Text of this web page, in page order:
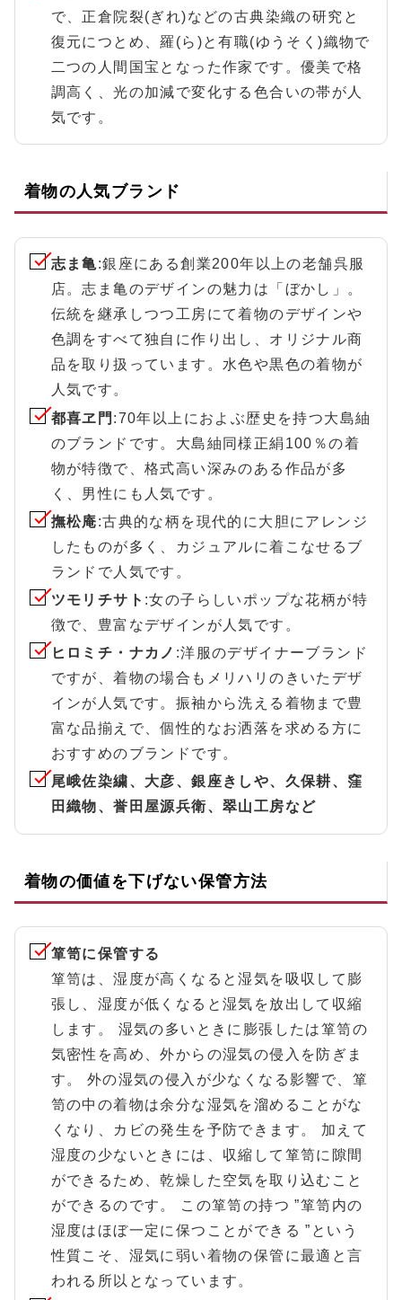
で、正倉院裂(ぎれ)などの古典染織の研究と
復元につとめ、羅(ら)と有職(ゆうそく)織物で
二つの人間国宝となった作家です。優美で格
調高く、光の加減で変化する色合いの帯が人
気です。
着物の人気ブランド
志ま亀:銀座にある創業200年以上の老舗呉服
店。志ま亀のデザインの魅力は「ぼかし」。
伝統を継承しつつ工房にて着物のデザインや
色調をすべて独自に作り出し、オリジナル商
品を取り扱っています。水色や黒色の着物が
人気です。
都喜ヱ門 :70年以上におよぶ歴史を持つ大島紬
のブランドです。大島紬同様正絹100％の着
物が特徴で、格式高い深みのある作品が多
く、男性にも人気です。
撫松庵:古典的な柄を現代的に大胆にアレンジ
したものが多く、カジュアルに着こなせるブ
ランドで人気です。
ツモリチサト :女の子らしいポップな花柄が特
徴で、豊富なデザインが人気です。
ヒロミチ・ナカノ :洋服のデザイナーブランド
ですが、着物の場合もメリハリのきいたデザ
インが人気です。振袖から洗える着物まで豊
富な品揃えで、個性的なお洒落を求める方に
おすすめのブランドです。
尾峨佐染繍、大彦、銀座きしや、久保耕、窪
田織物、誉田屋源兵衛、翠山工房など
着物の価値を下げない保管方法
箪笥に保管する
箪笥は、湿度が高くなると湿気を吸収して膨
張し、湿度が低くなると湿気を放出して収縮
します。 湿気の多いときに膨張したは箪笥の
気密性を高め、外からの湿気の侵入を防ぎま
す。 外の湿気の侵入が少なくなる影響で、箪
笥の中の着物は余分な湿気を溜めることがな
くなり、カビの発生を予防できます。 加えて
湿度の少ないときには、収縮して箪笥に隙間
ができるため、乾燥した空気を取り込むこと
ができるのです。 この箪笥の持つ ”箪笥内の
湿度はほぼ一定に保つことができる ”という
性質こそ、湿気に弱い着物の保管に最適と言
われる所以となっています。